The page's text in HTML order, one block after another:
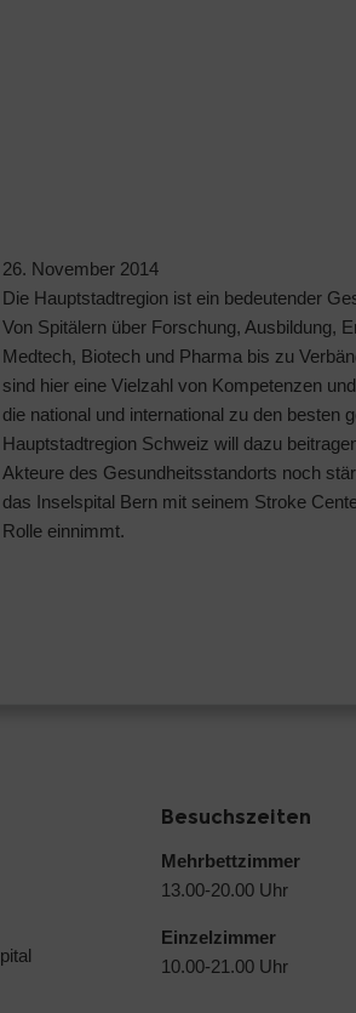
26. November 2014
Die Hauptstadtregion ist ein bedeutender
Von Spitälern über Forschung, Ausbildung,
Medtech, Biotech und Pharma bis zu
sind hier eine Vielzahl von Kompetenzen
die national und international zu den besten
Hauptstadtregion Schweiz will dazu
Akteure des Gesundheitsstandorts noch
das Inselspital Bern mit seinem Stroke
Rolle einnimmt.
Besuchszeiten
Mehrbettzimmer
13.00-20.00 Uhr
Einzelzimmer
10.00-21.00 Uhr